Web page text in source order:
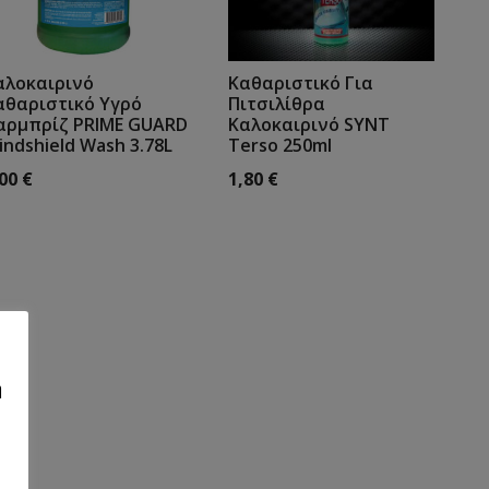
Υγρό
PRIME GUARD
Wash 3.78L
€
Καθαριστικό Για
Πιτσιλίθρα
Καλοκαιρινό SYNT
Terso 250ml
1,80 €